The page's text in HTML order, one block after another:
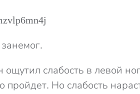
слабость в левой
пройдет. Но слабость